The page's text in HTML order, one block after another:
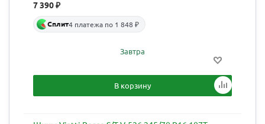
7 390₽
Сплит4 платежа по 1 848 ₽
Завтра
В корзину